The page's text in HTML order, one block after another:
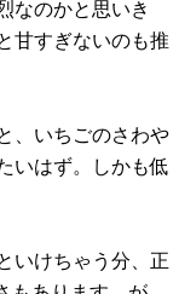
なのかと思いき
甘すぎないのも推
、いちごのさわや
いはず。しかも低
いけちゃう分、正